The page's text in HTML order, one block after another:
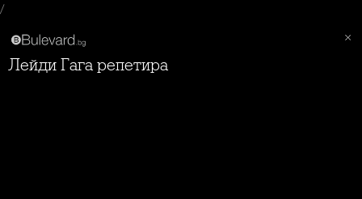
/
Лейди Гага репетира